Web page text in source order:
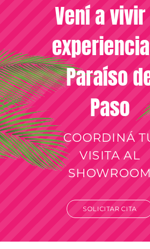
Vení a
Paraíso
Paso
COORDINÁ
VISITA AL
SHOWROOM
SOLICITAR CITA